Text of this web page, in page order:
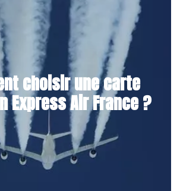
choisir une carte
Express Air France ?